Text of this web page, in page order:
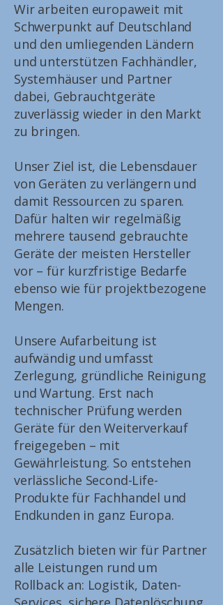
Wir arbeiten europaweit mit
Schwerpunkt auf Deutschland
und den umliegenden Ländern
und unterstützen Fachhändler,
Systemhäuser und Partner
dabei, Gebrauchtgeräte
zuverlässig wieder in den Markt
zu bringen.
Unser Ziel ist, die Lebensdauer
von Geräten zu verlängern und
damit Ressourcen zu sparen.
Dafür halten wir regelmäßig
mehrere tausend gebrauchte
Geräte der meisten Hersteller
vor – für kurzfristige Bedarfe
ebenso wie für projektbezogene
Mengen.
Unsere Aufarbeitung ist
aufwändig und umfasst
Zerlegung, gründliche Reinigung
und Wartung. Erst nach
technischer Prüfung werden
Geräte für den Weiterverkauf
freigegeben – mit
Gewährleistung. So entstehen
verlässliche Second-Life-
Produkte für Fachhandel und
Endkunden in ganz Europa.
Zusätzlich bieten wir für Partner
alle Leistungen rund um
Rollback an: Logistik, Daten-